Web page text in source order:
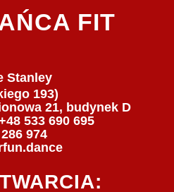
FIT
Stanley
193)
21, budynek D
533 690 695
974